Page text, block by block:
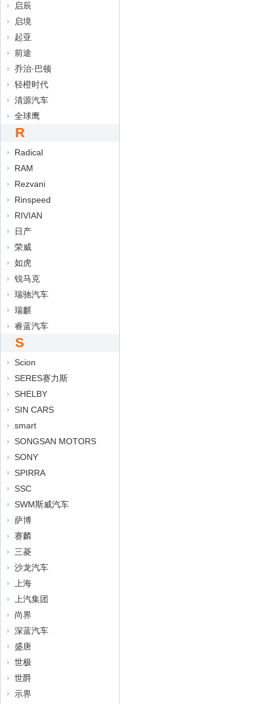
启辰
启境
起亚
前途
乔治·巴顿
轻橙时代
清源汽车
全球鹰
R
Radical
RAM
Rezvani
Rinspeed
RIVIAN
日产
荣威
如虎
锐马克
瑞驰汽车
瑞麒
睿蓝汽车
S
Scion
SERES赛力斯
SHELBY
SIN CARS
smart
SONGSAN MOTORS
SONY
SPIRRA
SSC
SWM斯威汽车
萨博
赛麟
三菱
沙龙汽车
上海
上汽集团
尚界
深蓝汽车
盛唐
世极
世爵
示界